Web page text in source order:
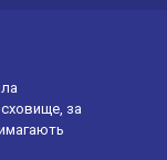
за